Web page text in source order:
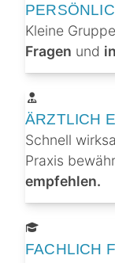
Kleine
Fragen und
ÄRZTLICH
Schnell
Praxis
empfehlen.
FACHLICH